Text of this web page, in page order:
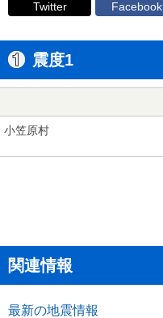
Twitter Facebook
震度1
小笠原村
関連情報
最新の地震情報